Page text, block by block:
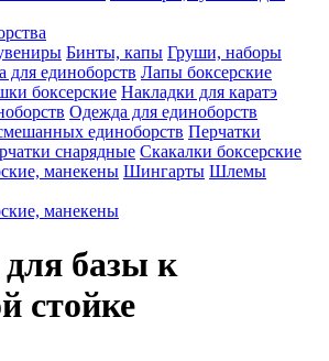
Бинты, капы Груши, наборы
для единоборств Лапы боксерские
боксерские Накладки для каратэ
Одежда для единоборств
единоборств Перчатки
снарядные Скакалки боксерские
манекены Шингарты Шлемы
манекены
базы к
стойке